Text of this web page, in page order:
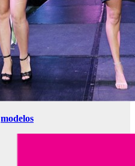
modelos